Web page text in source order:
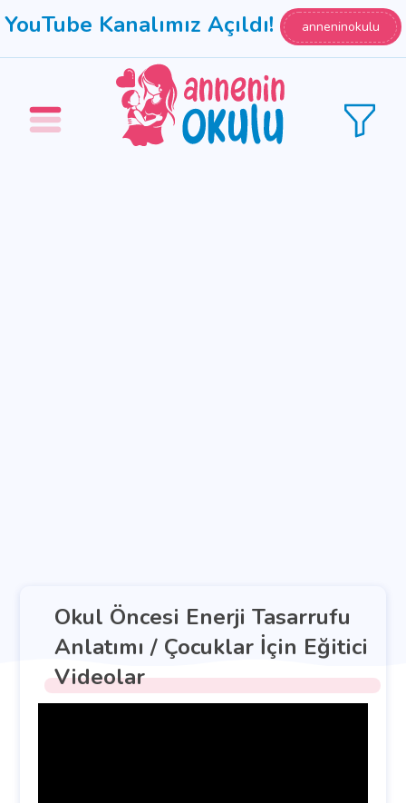
YouTube Kanalımız Açıldı! anneninokulu
Okul Öncesi Enerji Tasarrufu
Anlatımı / Çocuklar İçin Eğitici
Videolar